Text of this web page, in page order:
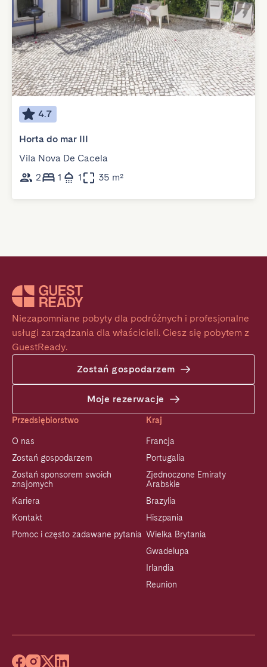
4.7
Horta do mar III
Vila Nova De Cacela
2
1 1 35 m²
Niezapomniane pobyty dla podróżnych i profesjonalne
usługi zarządzania dla właścicieli. Ciesz się pobytem z
GuestReady.
Zostań gospodarzem
Moje rezerwacje
Przedsiębiorstwo
O nas
Zostań gospodarzem
Zostań sponsorem swoich
znajomych
Kariera
Kontakt
Pomoc i często zadawane pytania
Kraj
Francja
Portugalia
Zjednoczone Emiraty
Arabskie
Brazylia
Hiszpania
Wielka Brytania
Gwadelupa
Irlandia
Reunion